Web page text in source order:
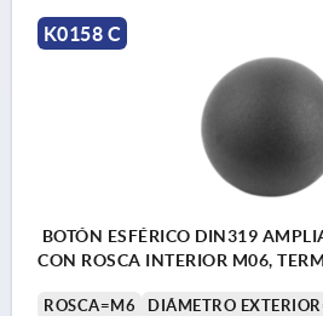
K0158 C
BOTÓN ESFÉRICO DIN319
CON ROSCA INTERIOR M06,
ROSCA=M6
DIÁMETRO